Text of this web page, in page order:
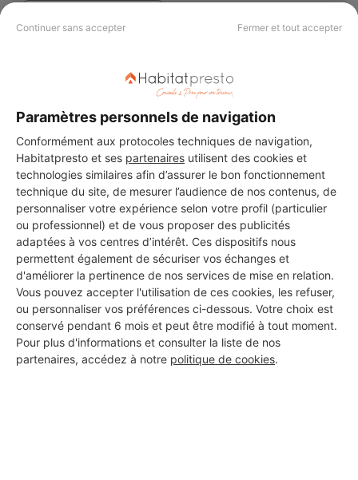
Continuer sans accepter Fermer et tout accepter
Paramètres personnels de navigation
Conformément aux protocoles techniques de navigation,
Habitatpresto et ses partenaires utilisent des cookies et
technologies similaires afin d’assurer le bon fonctionnement
technique du site, de mesurer l’audience de nos contenus, de
personnaliser votre expérience selon votre profil (particulier
ou professionnel) et de vous proposer des publicités
adaptées à vos centres d’intérêt. Ces dispositifs nous
permettent également de sécuriser vos échanges et
d'améliorer la pertinence de nos services de mise en relation.
Vous pouvez accepter l'utilisation de ces cookies, les refuser,
ou personnaliser vos préférences ci-dessous. Votre choix est
conservé pendant 6 mois et peut être modifié à tout moment.
Pour plus d'informations et consulter la liste de nos
partenaires, accédez à notre politique de cookies.
F.P.S BATI SERVICES
Brive-la-Gaillarde
22 ans d'expérience
Voir sa fiche
Maklache
Brive-la-Gaillarde
19 ans d'expérience